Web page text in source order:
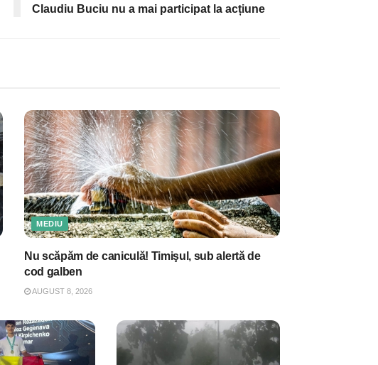
Claudiu Buciu nu a mai participat la acțiune
MEDIU
Nu scăpăm de caniculă! Timişul, sub alertă de
cod galben
AUGUST 8, 2026